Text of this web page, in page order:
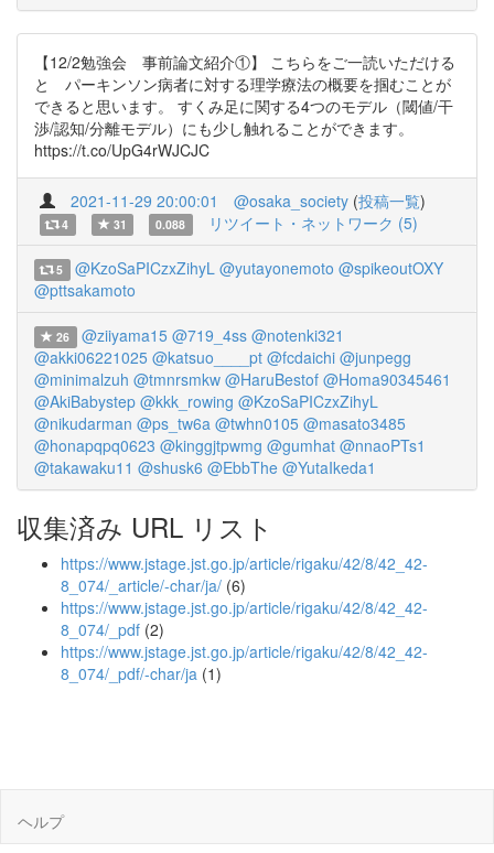
【12/2勉強会 事前論文紹介①】 こちらをご一読いただける
と パーキンソン病者に対する理学療法の概要を掴むことが
できると思います。 すくみ足に関する4つのモデル（閾値/干
渉/認知/分離モデル）にも少し触れることができます。
https://t.co/UpG4rWJCJC
2021-11-29 20:00:01 @osaka_society (投稿一覧)
4 31 0.088 リツイート・ネットワーク (5)
5 @KzoSaPICzxZihyL @yutayonemoto @spikeoutOXY
@pttsakamoto
26 @ziiyama15 @719_4ss @notenki321
@akki06221025 @katsuo____pt @fcdaichi @junpegg
@minimalzuh @tmnrsmkw @HaruBestof @Homa90345461
@AkiBabystep @kkk_rowing @KzoSaPICzxZihyL
@nikudarman @ps_tw6a @twhn0105 @masato3485
@honapqpq0623 @kinggjtpwmg @gumhat @nnaoPTs1
@takawaku11 @shusk6 @EbbThe @YutaIkeda1
収集済み URL リスト
https://www.jstage.jst.go.jp/article/rigaku/42/8/42_42-
8_074/_article/-char/ja/ (6)
https://www.jstage.jst.go.jp/article/rigaku/42/8/42_42-
8_074/_pdf (2)
https://www.jstage.jst.go.jp/article/rigaku/42/8/42_42-
8_074/_pdf/-char/ja (1)
ヘルプ